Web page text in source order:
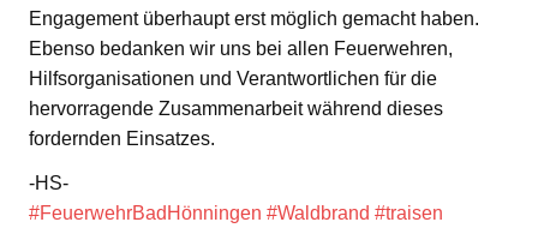
Engagement überhaupt erst möglich gemacht haben.
Ebenso bedanken wir uns bei allen Feuerwehren,
Hilfsorganisationen und Verantwortlichen für die
hervorragende Zusammenarbeit während dieses
fordernden Einsatzes.
-HS-
#FeuerwehrBadHönningen #Waldbrand #traisen